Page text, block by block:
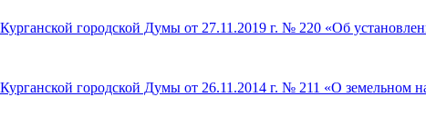
городской Думы от 27.11.2019 г. № 220 «Об
городской Думы от 26.11.2014 г. № 211 «О земельном